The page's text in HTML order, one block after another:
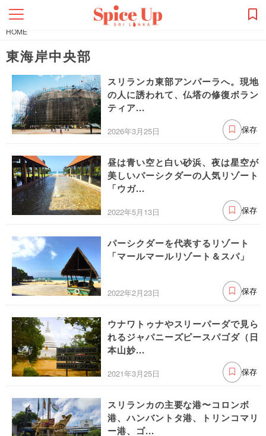
HOME
東海岸中央部
スリランカ東部アンパーラへ。現地
の人に誘われて、仏塔の修復ボラン
ティア...
2026年3月25日 保存
昼は青い空と白い砂浜、夜は星空が
美しいパーシクダーの人気リゾート
「ウガ...
2022年5月13日 保存
パーシクダーを代表するリゾート
「マールマールリゾート＆スパ」
2022年2月23日 保存
ウナワトゥナやスリーパーダで見ら
れるジャパニーズピースパゴダ（日
本山妙...
2021年3月25日 保存
スリランカの主要な港〜コロンボ
港、ハンバントタ港、トリンコマリ
ー港、ゴ...